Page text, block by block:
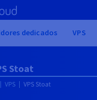
dedicados VPS
Stoat
VPS VPS Stoat